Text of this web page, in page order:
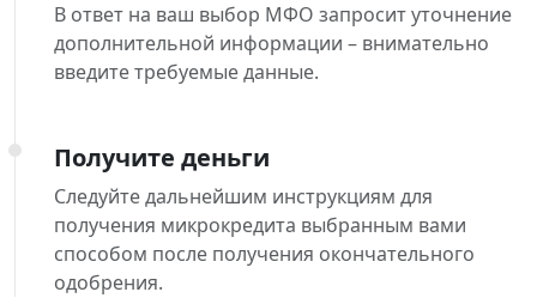
В ответ на ваш выбор МФО запросит уточнение
дополнительной информации – внимательно
введите требуемые данные.
Получите деньги
Следуйте дальнейшим инструкциям для
получения микрокредита выбранным вами
способом после получения окончательного
одобрения.